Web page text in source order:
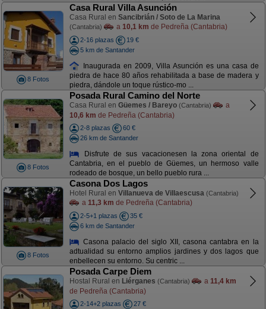
8 Fotos
Casa Rural Villa Asunción
Casa Rural en Sancibrián / Soto de La Marina
(Cantabria) a 10,1 km de Pedreña (Cantabria)
2-16 plazas
19 €
5 km de Santander
Inaugurada en 2009, Villa Asunción es una casa de
piedra de hace 80 años rehabilitada a base de madera y
piedra, dándole un toque rústico-mo ...
8 Fotos
Posada Rural Camino del Norte
Casa Rural en Güemes / Bareyo (Cantabria)
a
10,6 km de Pedreña (Cantabria)
2-8 plazas
60 €
26 km de Santander
Disfrute de sus vacacionesen la zona oriental de
Cantabria, en el pueblo de Güemes, un hermoso valle
rodeado de bosque, un bello pueblo rura ...
8 Fotos
Casona Dos Lagos
Hotel Rural en Villanueva de Villaescusa (Cantabria)
a 11,3 km de Pedreña (Cantabria)
2-5+1 plazas
35 €
6 km de Santander
Casona palacio del siglo XII, casona cantabra en la
adtualidad su entorno amplios jardines y dos lagos que
enbellecen su entorno. Su centric ...
Posada Carpe Diem
Hostal Rural en Liérganes (Cantabria) a 11,4 km
de Pedreña (Cantabria)
2-14+2 plazas
27 €